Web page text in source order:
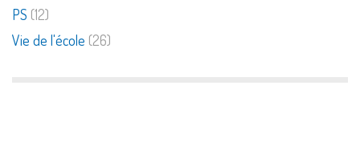
PS (12)
Vie de l'école (26)